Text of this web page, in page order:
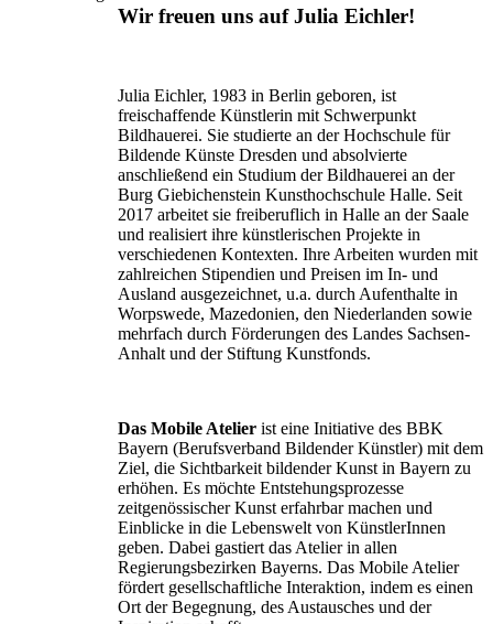
Wir freuen uns auf Julia Eichler!
Julia Eichler, 1983 in Berlin geboren, ist
freischaffende Künstlerin mit Schwerpunkt
Bildhauerei. Sie studierte an der Hochschule für
Bildende Künste Dresden und absolvierte
anschließend ein Studium der Bildhauerei an der
Burg Giebichenstein Kunsthochschule Halle. Seit
2017 arbeitet sie freiberuflich in Halle an der Saale
und realisiert ihre künstlerischen Projekte in
verschiedenen Kontexten. Ihre Arbeiten wurden mit
zahlreichen Stipendien und Preisen im In- und
Ausland ausgezeichnet, u.a. durch Aufenthalte in
Worpswede, Mazedonien, den Niederlanden sowie
mehrfach durch Förderungen des Landes Sachsen-
Anhalt und der Stiftung Kunstfonds.
Das Mobile Atelier ist eine Initiative des BBK
Bayern (Berufsverband Bildender Künstler) mit dem
Ziel, die Sichtbarkeit bildender Kunst in Bayern zu
erhöhen. Es möchte Entstehungsprozesse
zeitgenössischer Kunst erfahrbar machen und
Einblicke in die Lebenswelt von KünstlerInnen
geben. Dabei gastiert das Atelier in allen
Regierungsbezirken Bayerns. Das Mobile Atelier
fördert gesellschaftliche Interaktion, indem es einen
Ort der Begegnung, des Austausches und der